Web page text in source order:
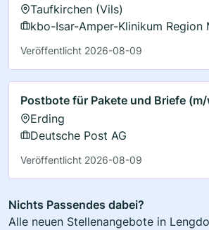
Taufkirchen (Vils)
kbo-Isar-Amper-Klinikum Region
Veröffentlicht 2026-08-09
Postbote für Pakete und Briefe
Erding
Deutsche Post AG
Veröffentlicht 2026-08-09
Nichts Passendes dabei?
Alle neuen Stellenangebote in